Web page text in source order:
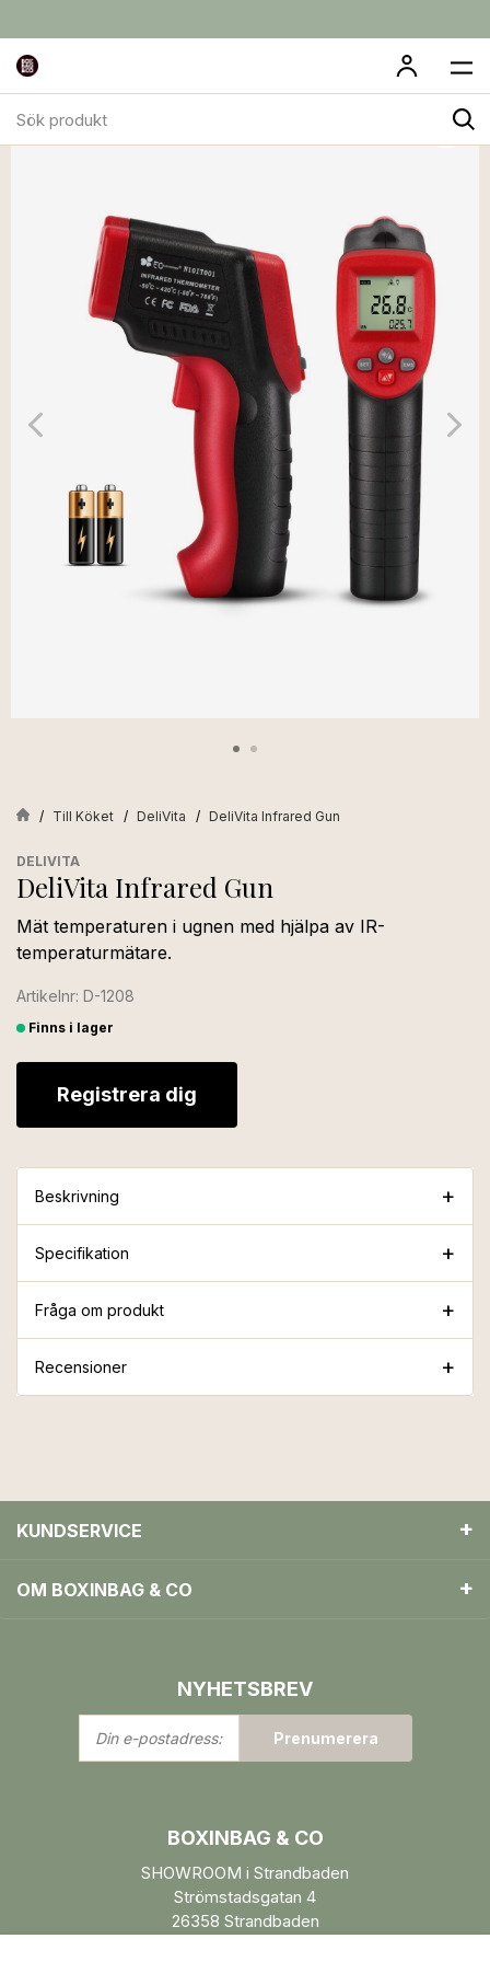
produkt
Till Köket DeliVita DeliVita Infrared Gun
DELIVITA
DeliVita Infrared Gun
Mät temperaturen i ugnen med hjälpa av IR-
temperaturmätare.
Artikelnr: D-1208
Finns i lager
Registrera dig
Beskrivning
Specifikation
Fråga om produkt
Recensioner
KUNDSERVICE
OM BOXINBAG & CO
NYHETSBREV
Din
e-
Prenumerera
BOXINBAG & CO
SHOWROOM i Strandbaden
Strömstadsgatan 4
26358 Strandbaden